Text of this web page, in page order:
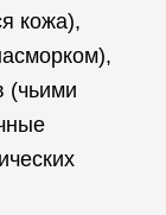
кожа),
(чьими